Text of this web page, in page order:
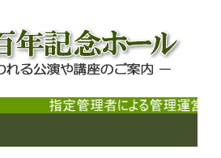
年記念ホール
演や講座のご案内